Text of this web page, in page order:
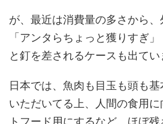
が、最近は消費量の多さから、
「アンタらちょっと獲りすぎ」
と釘を差されるケースも出てい
日本では、魚肉も目玉も頭も基
いただいてる上、人間の食用
トフード用にするなど、ほぼ